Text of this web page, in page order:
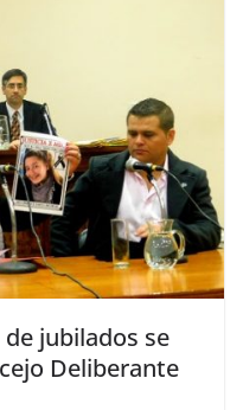
jubilados se
Deliberante